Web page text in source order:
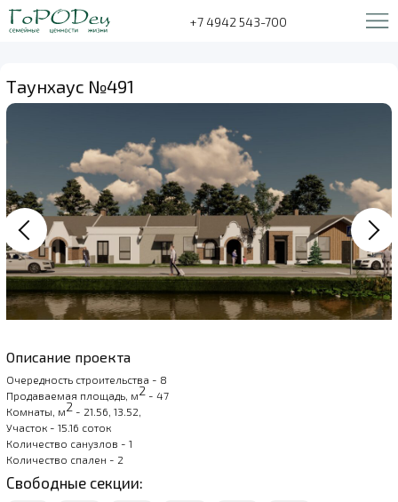
+7 4942 543-700
Таунхаус №491
Описание проекта
Очередность строительства - 8
Продаваемая площадь, м2 - 47
Комнаты, м2 - 21.56, 13.52,
Участок - 15.16 соток
Количество санузлов - 1
Количество спален - 2
Свободные секции: